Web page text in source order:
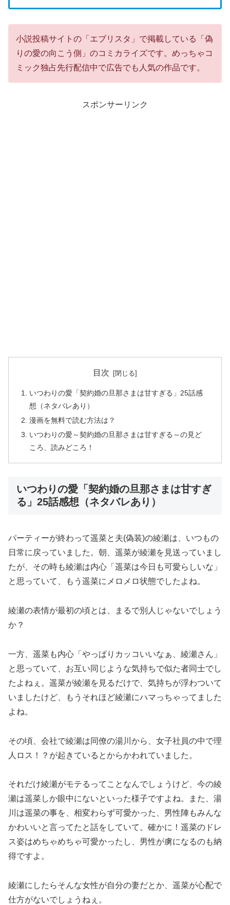
小説投稿サイトの「エブリスタ」で掲載している「偽
りの愛の向こう側」のコミカライズです。めっちゃコ
ミック独占先行配信中で広告でも人気の作品です。
スポンサーリンク
目次
いつわりの愛「契約婚の旦那さまは甘すぎる」25話感
想（ネタバレあり）
漫画を無料で読む方法は？
いつわりの愛～契約婚の旦那さまは甘すぎる～の見ど
ころ、読みどころ！
いつわりの愛「契約婚の旦那さまは甘すぎ
る」25話感想（ネタバレあり）
パーティーが終わって遥菜と夫(偽装)の綾瀬は、いつもの
日常に戻っていました。朝、遥菜が綾瀬を見送っていまし
たが、その時も綾瀬は内心「遥菜は今日も可愛らしいな」
と思っていて、もう遥菜にメロメロ状態でしたよね。
綾瀬の表情が最初の頃とは、まるで別人じゃないでしょう
か？
一方、遥菜も内心「やっぱりカッコいいなぁ、綾瀬さん」
と思っていて、お互い同じような気持ちで似た者同士でし
たよねぇ。遥菜が綾瀬を見るだけで、気持ちが浮わついて
いましたけど、もうそれほど綾瀬にハマっちゃってました
よね。
その頃、会社で綾瀬は同僚の湯川から、女子社員の中で理
人ロス！？が起きているとからかわれていました。
それだけ綾瀬がモテるってことなんでしょうけど、今の綾
瀬は遥菜しか眼中にないといった様子ですよね。また、湯
川は遥菜の事を、相変わらず可愛かった、男性陣もみんな
かわいいと言ってたと話をしていて。確かに！遥菜のドレ
ス姿はめちゃめちゃ可愛かったし、男性が虜になるのも納
得ですよ。
綾瀬にしたらそんな女性が自分の妻だとか、遥菜が心配で
仕方がないでしょうねぇ。